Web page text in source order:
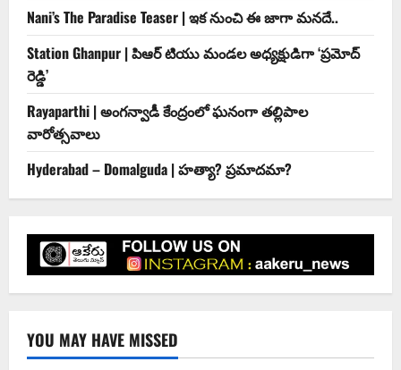
Nani’s The Paradise Teaser | ఇక నుంచి ఈ జాగా మనదే..
Station Ghanpur | పిఆర్ టియు మండల అధ్యక్షుడిగా ‘ప్రమోద్
రెడ్డి’
Rayaparthi | అంగన్వాడీ కేంద్రంలో ఘనంగా తల్లిపాల
వారోత్సవాలు
Hyderabad – Domalguda | హత్యా? ప్రమాదమా?
YOU MAY HAVE MISSED